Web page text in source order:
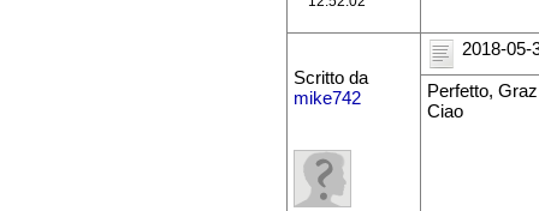
Scritto da
mike742
2018-05-
Perfetto,
Ciao